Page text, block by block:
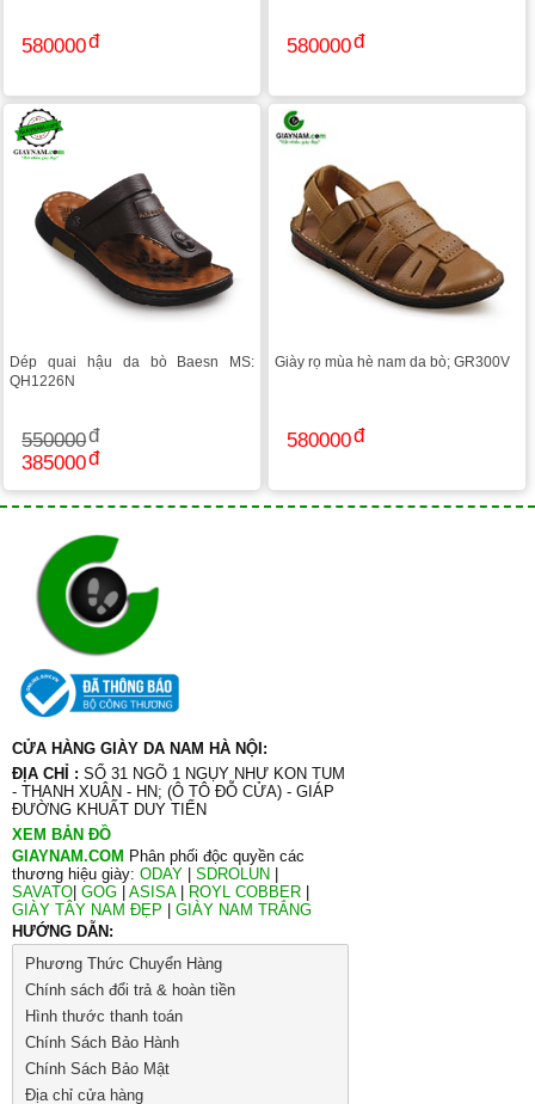
580000 580000
Dép quai hậu da bò Baesn MS:
QH1226N
550000
385000
Giày rọ mùa hè nam da bò; GR300V
580000
CỬA HÀNG GIÀY DA NAM HÀ NỘI:
ĐỊA CHỈ : SỐ 31 NGÕ 1 NGỤY NHƯ KON TUM
- THANH XUÂN - HN; (Ô TÔ ĐỖ CỬA) - GIÁP
ĐƯỜNG KHUẤT DUY TIẾN
XEM BẢN ĐỒ
GIAYNAM.COM Phân phối độc quyền các
thương hiệu giày: ODAY SDROLUN
SAVATO GOG ASISA| ROYL COBBER
GIÀY TÂY NAM ĐẸP
GIÀY NAM TRẮNG
HƯỚNG DẪN:
Phương Thức Chuyển Hàng
Chính sách đổi trả & hoàn tiền
Hình thước thanh toán
Chính Sách Bảo Hành
Chính Sách Bảo Mật
Địa chỉ cửa hàng